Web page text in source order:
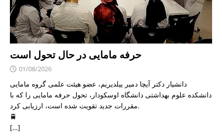
حرفه مامایی در حال تحول است
01/08/2026
دانشیار دکتر آیچا دمیر ییلدیریم، عضو هیئت علمی گروه مامایی
دانشکده علوم بهداشتی دانشگاه اوسکودار، تحول حرفه مامایی را که با
مقررات جدید تقویت شده است، ارزیابی کرد.
🚆
[…]